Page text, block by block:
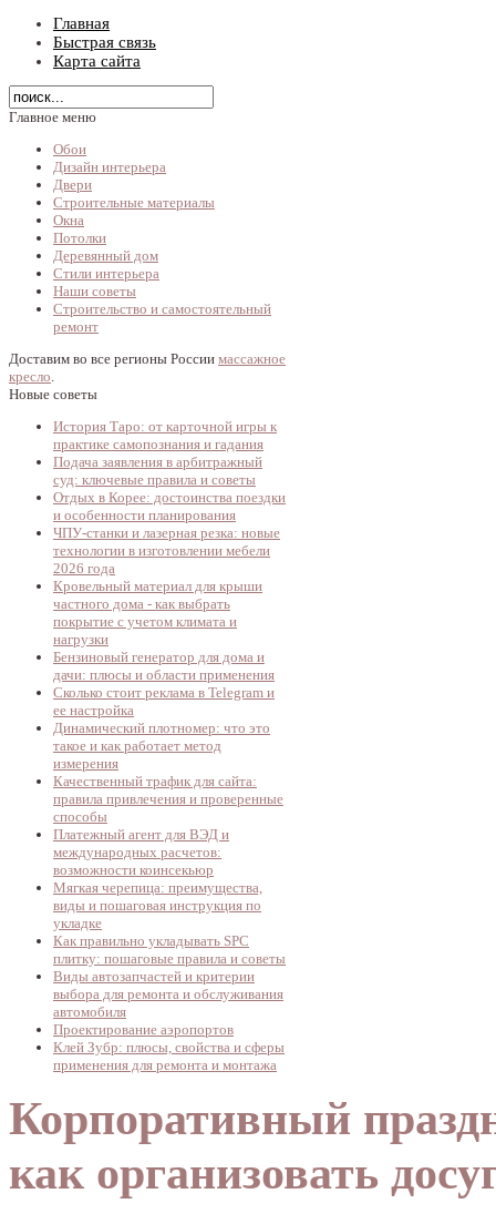
Главная
Быстрая связь
Карта сайта
Главное меню
Обои
Дизайн интерьера
Двери
Строительные материалы
Окна
Потолки
Деревянный дом
Стили интерьера
Наши советы
Строительство и самостоятельный
ремонт
Доставим во все регионы России массажное
кресло.
Новые советы
История Таро: от карточной игры к
практике самопознания и гадания
Подача заявления в арбитражный
суд: ключевые правила и советы
Отдых в Корее: достоинства поездки
и особенности планирования
ЧПУ-станки и лазерная резка: новые
технологии в изготовлении мебели
2026 года
Кровельный материал для крыши
частного дома - как выбрать
покрытие с учетом климата и
нагрузки
Бензиновый генератор для дома и
дачи: плюсы и области применения
Сколько стоит реклама в Telegram и
ее настройка
Динамический плотномер: что это
такое и как работает метод
измерения
Качественный трафик для сайта:
правила привлечения и проверенные
способы
Платежный агент для ВЭД и
международных расчетов:
возможности коинсекьюр
Мягкая черепица: преимущества,
виды и пошаговая инструкция по
укладке
Как правильно укладывать SPC
плитку: пошаговые правила и советы
Виды автозапчастей и критерии
выбора для ремонта и обслуживания
автомобиля
Проектирование аэропортов
Клей Зубр: плюсы, свойства и сферы
применения для ремонта и монтажа
Корпоративный
как организовать